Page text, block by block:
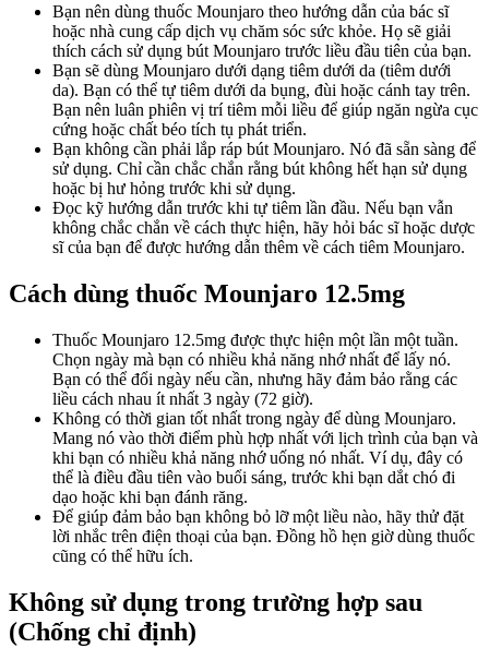
Bạn nên dùng thuốc Mounjaro theo hướng dẫn của bác sĩ
hoặc nhà cung cấp dịch vụ chăm sóc sức khỏe. Họ sẽ giải
thích cách sử dụng bút Mounjaro trước liều đầu tiên của bạn.
Bạn sẽ dùng Mounjaro dưới dạng tiêm dưới da (tiêm dưới
da). Bạn có thể tự tiêm dưới da bụng, đùi hoặc cánh tay trên.
Bạn nên luân phiên vị trí tiêm mỗi liều để giúp ngăn ngừa cục
cứng hoặc chất béo tích tụ phát triển.
Bạn không cần phải lắp ráp bút Mounjaro. Nó đã sẵn sàng để
sử dụng. Chỉ cần chắc chắn rằng bút không hết hạn sử dụng
hoặc bị hư hỏng trước khi sử dụng.
Đọc kỹ hướng dẫn trước khi tự tiêm lần đầu. Nếu bạn vẫn
không chắc chắn về cách thực hiện, hãy hỏi bác sĩ hoặc dược
sĩ của bạn để được hướng dẫn thêm về cách tiêm Mounjaro.
Cách dùng thuốc Mounjaro 12.5mg
Thuốc Mounjaro 12.5mg được thực hiện một lần một tuần.
Chọn ngày mà bạn có nhiều khả năng nhớ nhất để lấy nó.
Bạn có thể đổi ngày nếu cần, nhưng hãy đảm bảo rằng các
liều cách nhau ít nhất 3 ngày (72 giờ).
Không có thời gian tốt nhất trong ngày để dùng Mounjaro.
Mang nó vào thời điểm phù hợp nhất với lịch trình của bạn và
khi bạn có nhiều khả năng nhớ uống nó nhất. Ví dụ, đây có
thể là điều đầu tiên vào buổi sáng, trước khi bạn dắt chó đi
dạo hoặc khi bạn đánh răng.
Để giúp đảm bảo bạn không bỏ lỡ một liều nào, hãy thử đặt
lời nhắc trên điện thoại của bạn. Đồng hồ hẹn giờ dùng thuốc
cũng có thể hữu ích.
Không sử dụng trong trường hợp sau
(Chống chỉ định)